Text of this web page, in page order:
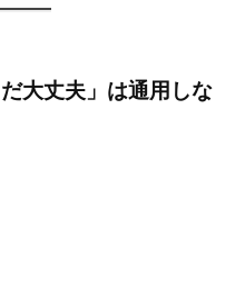
大丈夫」は通用しな